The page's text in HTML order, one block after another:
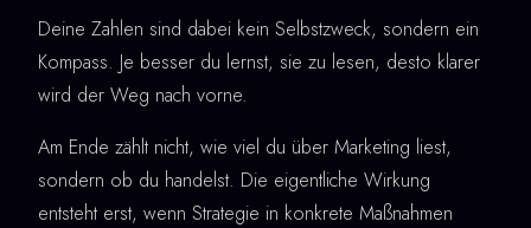
Deine Zahlen sind dabei kein Selbstzweck, sondern ein
Kompass. Je besser du lernst, sie zu lesen, desto klarer
wird der Weg nach vorne.
Am Ende zählt nicht, wie viel du über Marketing liest,
sondern ob du handelst. Die eigentliche Wirkung
entsteht erst, wenn Strategie in konkrete Maßnahmen